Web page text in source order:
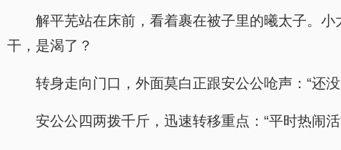
解平芜站在床前，看着裹在被子里的曦太子。
干，是渴了？
转身走向门口，外面莫白正跟安公公呛声：“还
安公公四两拨千斤，迅速转移重点：“平时热